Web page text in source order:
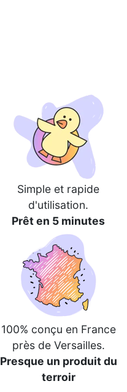
Simple et rapide
d'utilisation.
Prêt en 5 minutes
100% conçu en France
près de Versailles.
Presque un produit du
terroir